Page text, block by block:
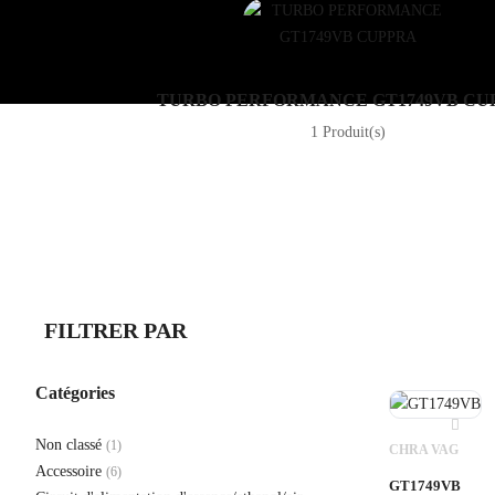
TURBO PERFORMANCE GT1749VB
1 Produit(s)
FILTRER PAR
Catégories
Non classé (1)
Accessoire (6)
CHRA VAG
GT1749VB